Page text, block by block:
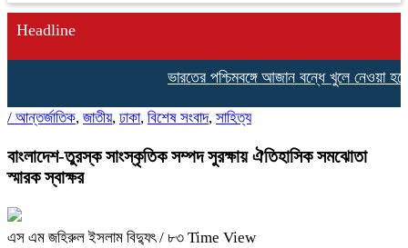
Headline
ভারতের পশ্চিমবঙ্গে আজান বন্ধে খুলে নেওয়া
/ আন্তর্জাতিক, জাতীয়, ঢাকা, বিশেষ সংবাদ, সাহিত্য
বাংলাদেশ-তুরস্ক সাংস্কৃতিক সম্পদ সুরক্ষায় ঐতিহাসিক সমঝোতা
স্মারক স্বাক্ষর
এস এম জহিরুল ইসলাম বিদ্যুৎ/ ৮৩ Time View